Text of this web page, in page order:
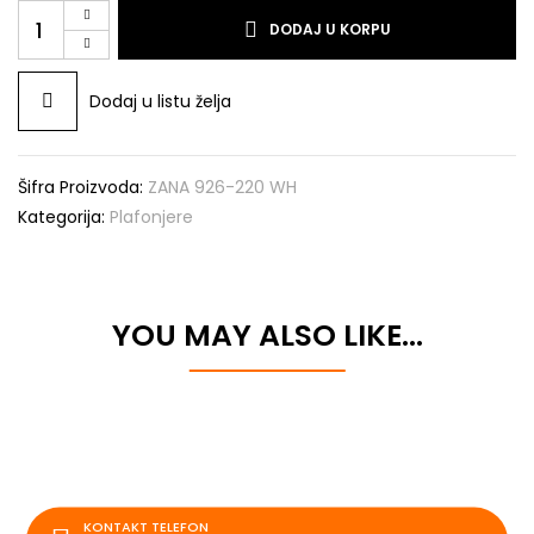
926-
220
WH
DODAJ U KORPU
Dodaj u listu želja
Šifra Proizvoda: ZANA 926-220 WH
Kategorija: Plafonjere
YOU MAY ALSO LIKE…
KONTAKT TELEFON